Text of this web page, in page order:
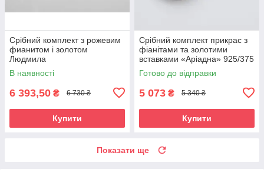
Срібний комплект з рожевим
фианитом і золотом
Людмила
В наявності
6 393,50 ₴ 6 730 ₴
Купити
Срібний комплект прикрас з
фіанітами та золотими
вставками «Аріадна» 925/375
Готово до відправки
5 073 ₴ 5 340 ₴
Купити
Показати ще